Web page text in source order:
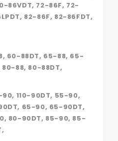
86VDT, 72-86F, 72-
82-86F, 82-86FDT,
60-88DT, 65-88, 65-
80-88, 80-88DT,
110-90DT, 55-90,
65-90, 65-90DT,
80-90DT, 85-90, 85-